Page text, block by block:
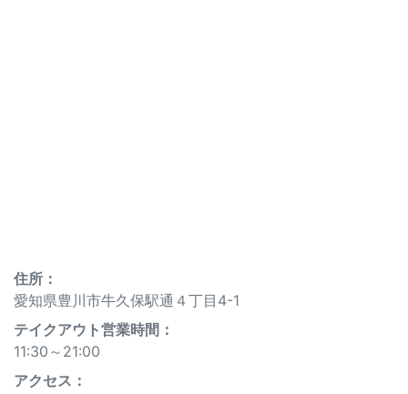
住所：
愛知県豊川市牛久保駅通４丁目4-1
テイクアウト営業時間：
11:30～21:00
アクセス：